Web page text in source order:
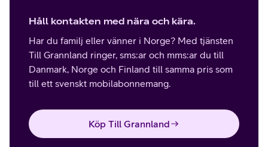
Håll kontakten med nära och kära.
Har du familj eller vänner i Norge? Med tjänsten
Till Grannland ringer, sms:ar och mms:ar du till
Danmark, Norge och Finland till samma pris som
till ett svenskt mobilabonnemang.
Köp Till Grannland